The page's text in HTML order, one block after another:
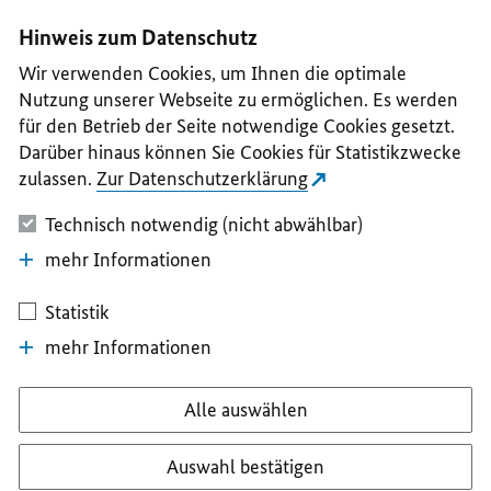
II
III
IV
V
Hinweis zum Datenschutz
Wir verwenden Cookies, um Ihnen die optimale
Nutzung unserer Webseite zu ermöglichen. Es werden
für den Betrieb der Seite notwendige Cookies gesetzt.
Darüber hinaus können Sie Cookies für Statistikzwecke
zulassen. Zur Datenschutzerklärung
Technisch notwendig (nicht abwählbar)
mehr Informationen
Statistik
mehr Informationen
Alle auswählen
Auswahl bestätigen